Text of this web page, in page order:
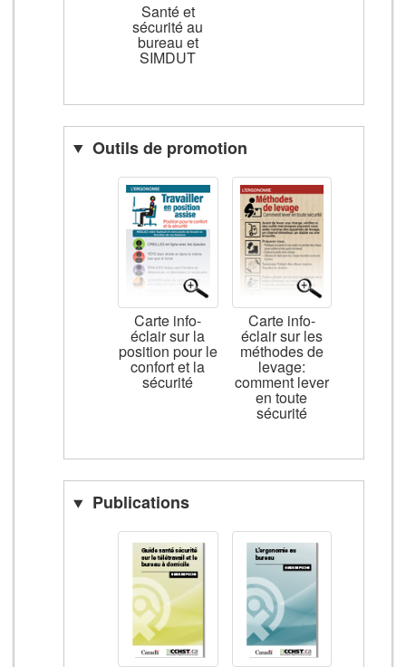
Santé et
sécurité au
bureau et
SIMDUT
Outils de promotion
Carte info-
éclair sur la
position pour le
confort et la
sécurité
Carte info-
éclair sur les
méthodes de
levage:
comment lever
en toute
sécurité
Publications